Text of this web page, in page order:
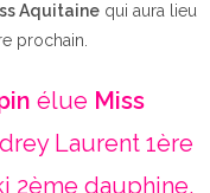
Aquitainequi aura lieu
prochain.
élue Miss
Laurent 1ère
2ème dauphine.